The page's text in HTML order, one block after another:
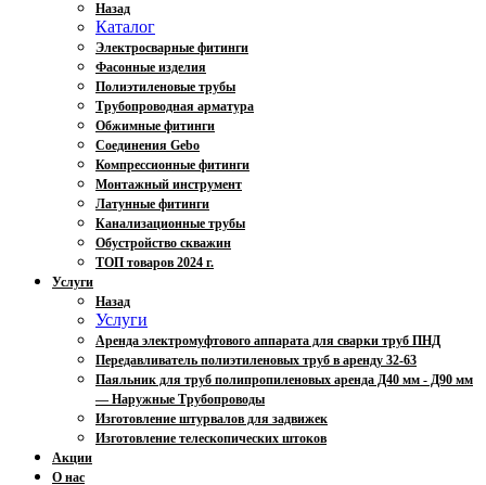
Назад
Каталог
Электросварные фитинги
Фасонные изделия
Полиэтиленовые трубы
Трубопроводная арматура
Обжимные фитинги
Соединения Gebo
Компрессионные фитинги
Монтажный инструмент
Латунные фитинги
Канализационные трубы
Обустройство скважин
ТОП товаров 2024 г.
Услуги
Назад
Услуги
Аренда электромуфтового аппарата для сварки труб ПНД
Передавливатель полиэтиленовых труб в аренду 32-63
Паяльник для труб полипропиленовых аренда Д40 мм - Д90 мм
— Наружные Трубопроводы
Изготовление штурвалов для задвижек
Изготовление телескопических штоков
Акции
О нас